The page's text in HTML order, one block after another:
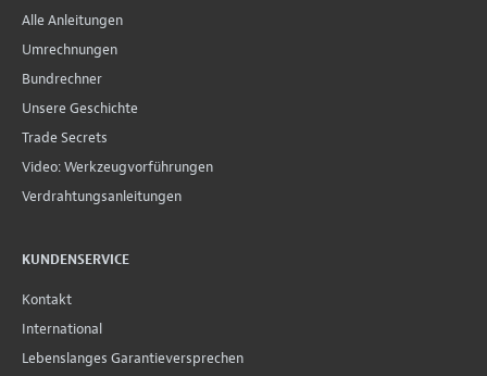
Alle Anleitungen
Umrechnungen
Bundrechner
Unsere Geschichte
Trade Secrets
Video: Werkzeugvorführungen
Verdrahtungsanleitungen
KUNDENSERVICE
Kontakt
International
Lebenslanges Garantieversprechen